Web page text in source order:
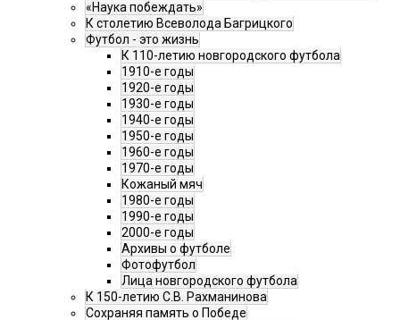
«Наука побеждать»
К столетию Всеволода Багрицкого
Футбол - это жизнь
К 110-летию новгородского футбола
1910-е годы
1920-е годы
1930-е годы
1940-е годы
1950-е годы
1960-е годы
1970-е годы
Кожаный мяч
1980-е годы
1990-е годы
2000-е годы
Архивы о футболе
Фотофутбол
Лица новгородского футбола
К 150-летию С.В. Рахманинова
Сохраняя память о Победе